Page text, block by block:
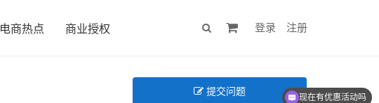
电商热点 商业授权 登录 注册
提交问题
现在有优惠活动吗